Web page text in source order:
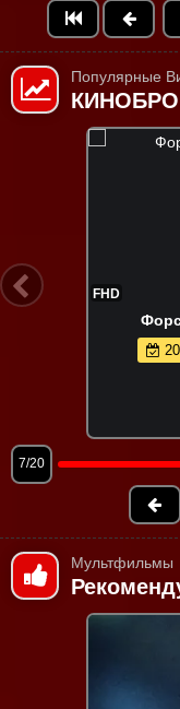
Популярные
КИНОБРО
FHD
8/20
Мультфильмы